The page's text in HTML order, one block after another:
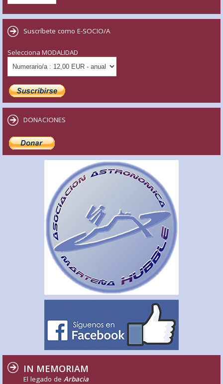
Suscríbete como E-SOCIO/A
Selecciona MODALIDAD
DONACIONES
IN MEMORIAM
El legado de Arbacia